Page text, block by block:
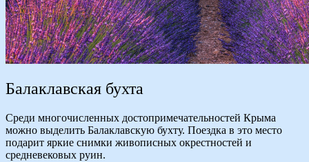
Балаклавская бухта
Среди многочисленных достопримечательностей Крыма
можно выделить Балаклавскую бухту. Поездка в это место
подарит яркие снимки живописных окрестностей и
средневековых руин.